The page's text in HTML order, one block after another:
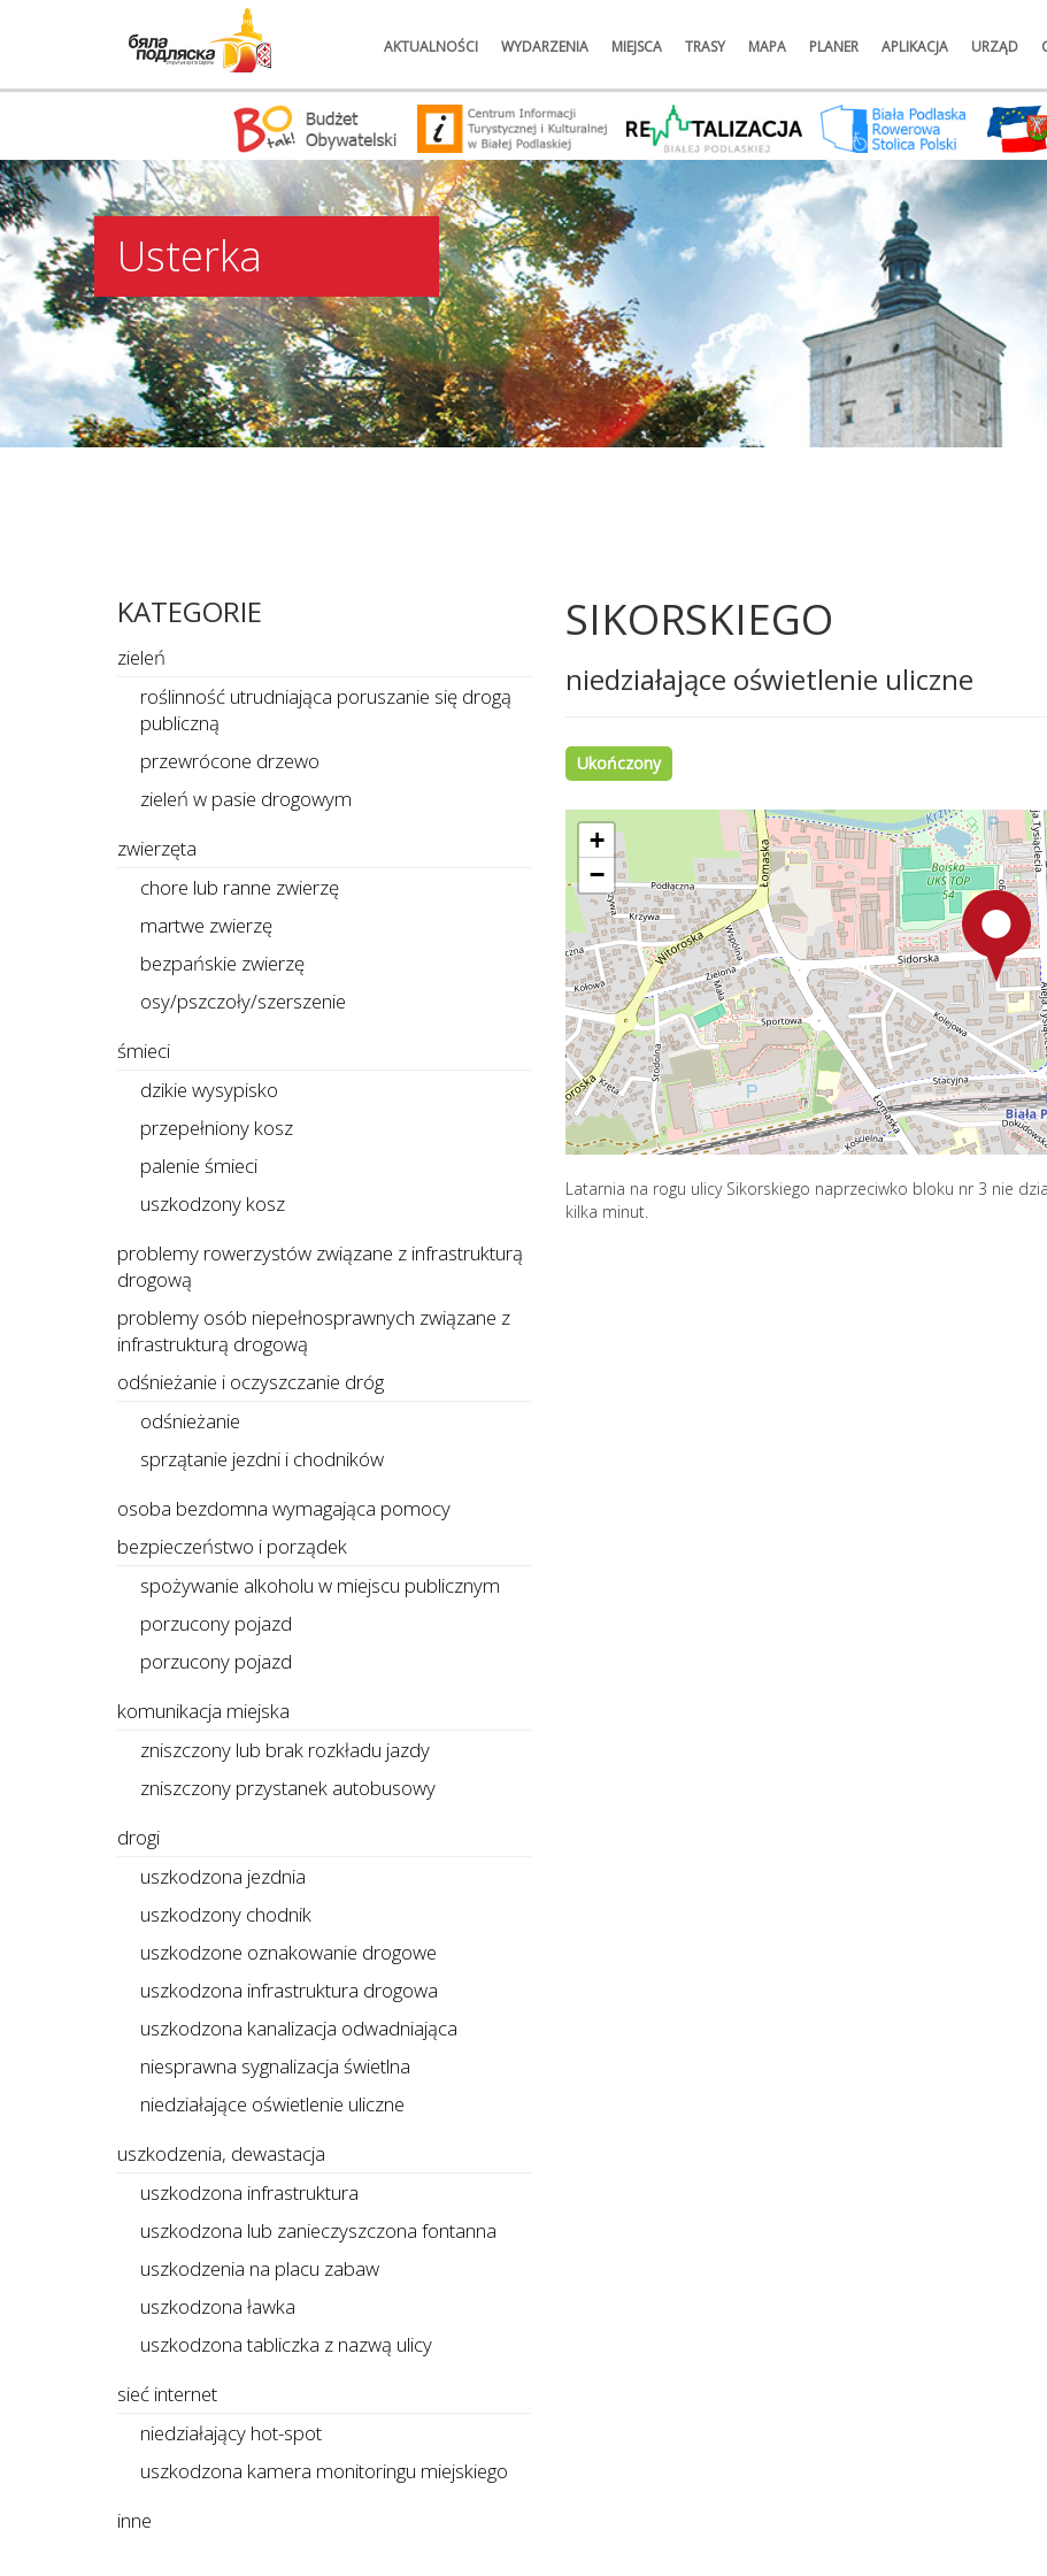
AKTUALNOŚCI WYDARZENIA MIEJSCA TRASY MAPA PLANER APLIKACJA URZĄD
Usterka
SIKORSKIEGO
niedziałające oświetlenie uliczne
Ukończony
+
−
Latarnia na rogu ulicy Sikorskiego naprzeciwko bloku nr 3 nie
kilka minut.
KATEGORIE
zieleń
roślinność utrudniająca poruszanie się drogą
publiczną
przewrócone drzewo
zieleń w pasie drogowym
zwierzęta
chore lub ranne zwierzę
martwe zwierzę
bezpańskie zwierzę
osy/pszczoły/szerszenie
śmieci
dzikie wysypisko
przepełniony kosz
palenie śmieci
uszkodzony kosz
problemy rowerzystów związane z infrastrukturą
drogową
problemy osób niepełnosprawnych związane z
infrastrukturą drogową
odśnieżanie i oczyszczanie dróg
odśnieżanie
sprzątanie jezdni i chodników
osoba bezdomna wymagająca pomocy
bezpieczeństwo i porządek
spożywanie alkoholu w miejscu publicznym
porzucony pojazd
porzucony pojazd
komunikacja miejska
zniszczony lub brak rozkładu jazdy
zniszczony przystanek autobusowy
drogi
uszkodzona jezdnia
uszkodzony chodnik
uszkodzone oznakowanie drogowe
uszkodzona infrastruktura drogowa
uszkodzona kanalizacja odwadniająca
niesprawna sygnalizacja świetlna
niedziałające oświetlenie uliczne
uszkodzenia, dewastacja
uszkodzona infrastruktura
uszkodzona lub zanieczyszczona fontanna
uszkodzenia na placu zabaw
uszkodzona ławka
uszkodzona tabliczka z nazwą ulicy
sieć internet
niedziałający hot-spot
uszkodzona kamera monitoringu miejskiego
inne